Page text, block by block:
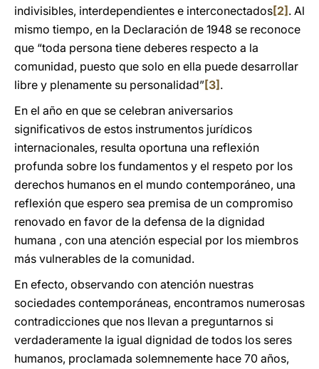
indivisibles, interdependientes e interconectados[2] . Al
mismo tiempo, en la Declaración de 1948 se reconoce
que “toda persona tiene deberes respecto a la
comunidad, puesto que solo en ella puede desarrollar
libre y plenamente su personalidad”[3] .
En el año en que se celebran aniversarios
significativos de estos instrumentos jurídicos
internacionales, resulta oportuna una reflexión
profunda sobre los fundamentos y el respeto por los
derechos humanos en el mundo contemporáneo, una
reflexión que espero sea premisa de un compromiso
renovado en favor de la defensa de la dignidad
humana , con una atención especial por los miembros
más vulnerables de la comunidad.
En efecto, observando con atención nuestras
sociedades contemporáneas, encontramos numerosas
contradicciones que nos llevan a preguntarnos si
verdaderamente la igual dignidad de todos los seres
humanos, proclamada solemnemente hace 70 años,